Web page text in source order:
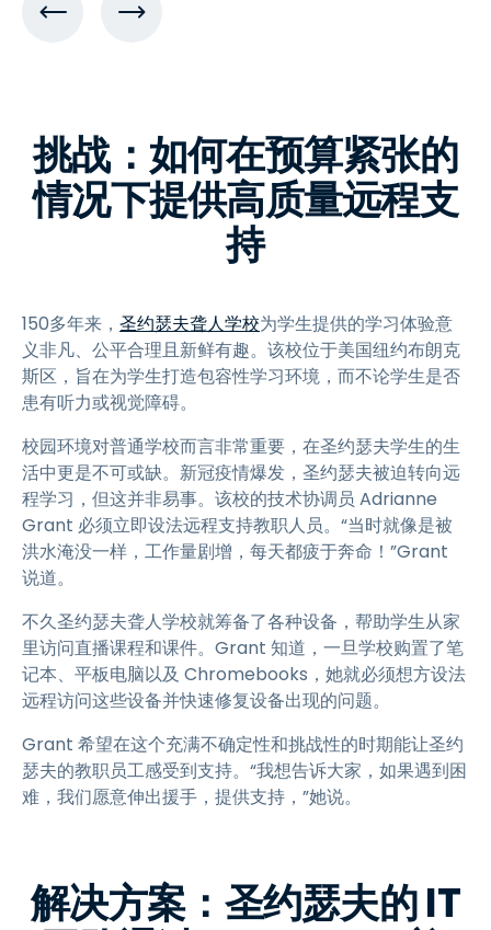
挑战：如何在预算紧张的
情况下提供高质量远程支
持
150多年来， 圣约瑟夫聋人学校为学生提供的学习体验意
义非凡、公平合理且新鲜有趣。该校位于美国纽约布朗克
斯区，旨在为学生打造包容性学习环境，而不论学生是否
患有听力或视觉障碍。
校园环境对普通学校而言非常重要，在圣约瑟夫学生的生
活中更是不可或缺。新冠疫情爆发，圣约瑟夫被迫转向远
程学习，但这并非易事。该校的技术协调员 Adrianne
Grant 必须立即设法远程支持教职人员。“当时就像是被
洪水淹没一样，工作量剧增，每天都疲于奔命！”Grant
说道。
不久圣约瑟夫聋人学校就筹备了各种设备，帮助学生从家
里访问直播课程和课件。Grant 知道，一旦学校购置了笔
记本、平板电脑以及 Chromebooks，她就必须想方设法
远程访问这些设备并快速修复设备出现的问题。
Grant 希望在这个充满不确定性和挑战性的时期能让圣约
瑟夫的教职员工感受到支持。“我想告诉大家，如果遇到困
难，我们愿意伸出援手，提供支持，”她说。
解决方案：圣约瑟夫的 IT